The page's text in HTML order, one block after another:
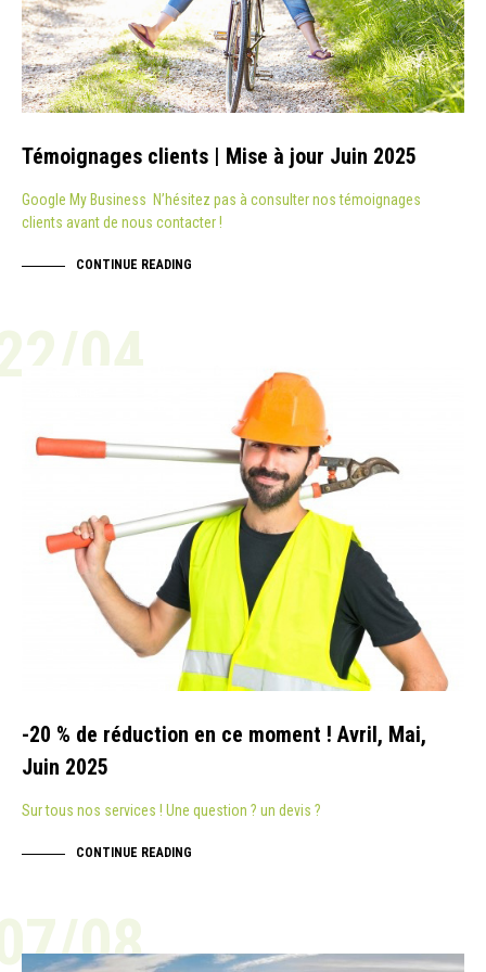
Témoignages clients | Mise à jour Juin 2025
Google My Business N’hésitez pas à consulter nos témoignages
clients avant de nous contacter !
CONTINUE READING
04
-20 % de réduction en ce moment ! Avril, Mai,
Juin 2025
Sur tous nos services ! Une question ? un devis ?
CONTINUE READING
08